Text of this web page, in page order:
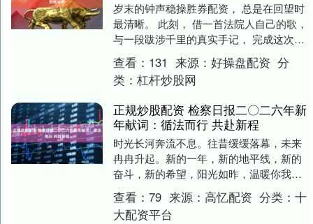
岁末的钟声稳操胜券配资， 总是在回望时
最清晰。 此刻， 借一首法院人自己的歌，
与一段跋涉千里的真实手记， 完成这次回
望。 愿这份来自同仁的歌声与记录， 能温
暖....
查看： 131 来源： 好操盘配资 分
类： 杠杆炒股网
正规炒股配资 检察日报二〇二六年新
年献词：循法而行 共赴新程
时光长河奔流不息。往昔缓缓落幕，未来
冉冉升起。新的一年，新的地平线，新的
奋斗，新的希望，阳光如昨，温暖你我
——2026年正规炒股配资，正迎面向我们
走来。 国家好....
查看： 79 来源： 高忆配资 分类：十
大配资平台